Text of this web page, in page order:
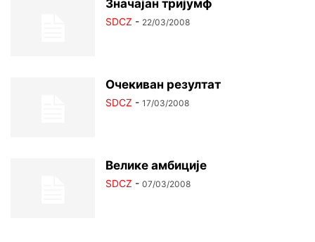
Значајан тријумф
SDCZ - 22/03/2008
Очекиван резултат
SDCZ - 17/03/2008
Велике амбиције
SDCZ - 07/03/2008